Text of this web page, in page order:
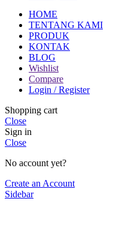
HOME
TENTANG KAMI
PRODUK
KONTAK
BLOG
Wishlist
Compare
Login / Register
Shopping cart
Close
Sign in
Close
No account yet?
Create an Account
Sidebar